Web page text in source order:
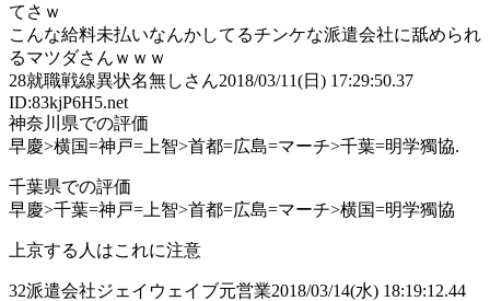
てさｗ
こんな給料未払いなんかしてるチンケな派遣会社に舐められ
るマツダさんｗｗｗ
28就職戦線異状名無しさん2018/03/11(日) 17:29:50.37
ID:83kjP6H5.net
神奈川県での評価
早慶>横国=神戸=上智>首都=広島=マーチ>千葉=明学獨協.
千葉県での評価
早慶>千葉=神戸=上智>首都=広島=マーチ>横国=明学獨協
上京する人はこれに注意
32派遣会社ジェイウェイブ元営業2018/03/14(水) 18:19:12.44